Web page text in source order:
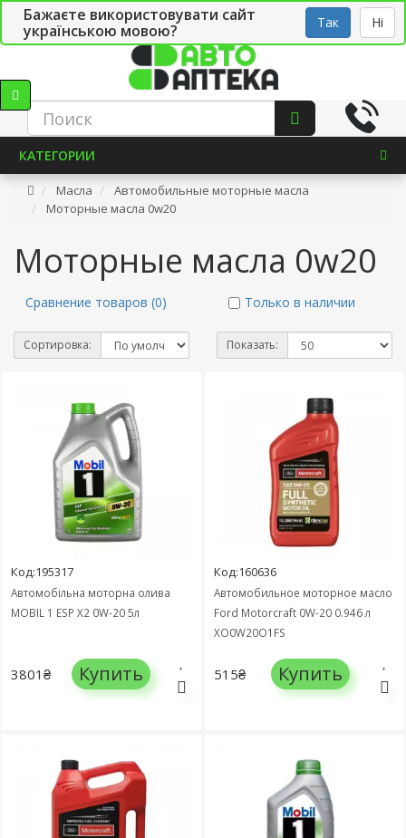
Бажаєте використовувати сайт
українською мовою?
Так Ні
СТО Укр
КАТЕГОРИИ
Масла
Автомобильные моторные масла
Моторные масла 0w20
Моторные масла 0w20
Сравнение товаров (0) Только в наличии
Сортировка: Показать:
Код:195317
Автомобільна моторна олива
MOBIL 1 ESP X2 0W-20 5л
3801₴ Купить
Код:160636
Автомобильное моторное масло
Ford Motorcraft 0W-20 0.946 л
XO0W20Q1FS
515₴ Купить